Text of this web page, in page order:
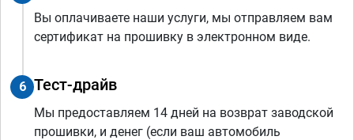
Вы оплачиваете наши услуги, мы отправляем вам
сертификат на прошивку в электронном виде.
6 Тест-драйв
Мы предоставляем 14 дней на возврат заводской
прошивки, и денег (если ваш автомобиль